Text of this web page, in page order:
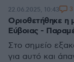
Οριοθετήθηκε η
Εύβοιας -
Στο σημείο
για αυτό και
22.06.2025, 10:43 3